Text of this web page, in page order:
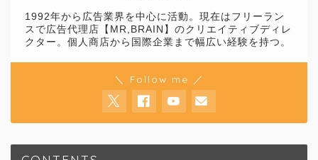
1992年から広告業界を中心に活動。現在はフリーラン
スで広告代理店【MR,BRAIN】のクリエイティブディレ
クター。個人商店から国際企業まで幅広い経験を持つ。
＼ Follow me ／